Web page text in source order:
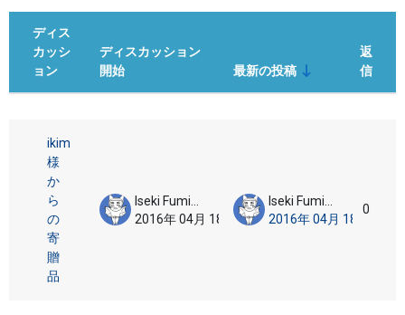
ディス
カッシ
ョン
ディスカッション
開始
最新の投稿
返
信
ikim
様
か
ら
の
寄
贈
品
2016年 04月 18日
2016年 04月 18日
0